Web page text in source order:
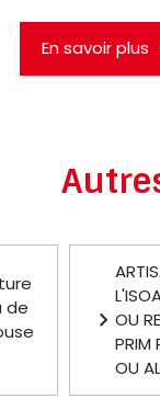
En savoir plus
de
OU
PRIM
OU